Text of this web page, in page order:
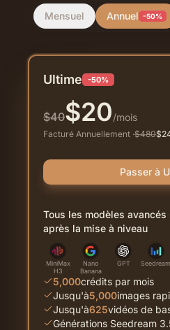
Mensuel Annuel -50%
Ultime -50%
$40$20/mois
Facturé Annuellement ·$480$
Passer à
Tous les modèles
après la mise à niveau
MiniMax
H3
Nano
Banana
GPT Seedream
5,000crédits par mois
Jusqu'à5,000images
Jusqu'à625vidéos de
Générations Seedream